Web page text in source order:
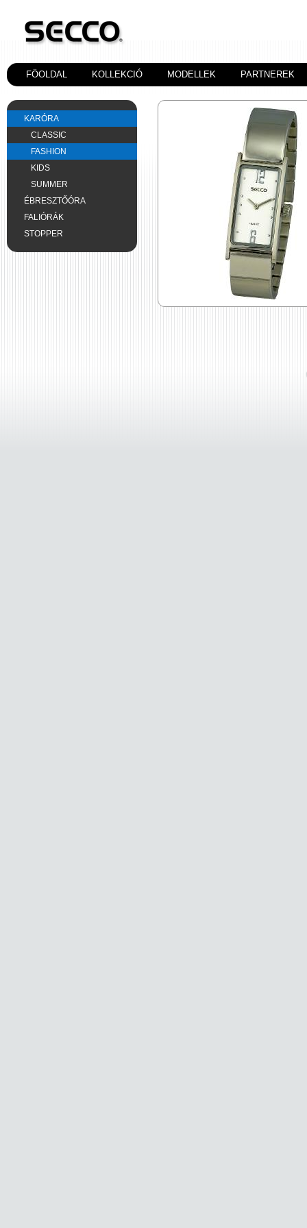
FÖOLDAL KOLLEKCIÓ MODELLEK PARTNEREK
KARÓRA
CLASSIC
FASHION
KIDS
SUMMER
ÉBRESZTŐÓRA
FALIÓRÁK
STOPPER